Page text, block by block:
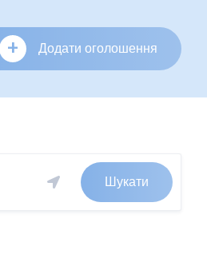
+ Додати оголошення
Шукати